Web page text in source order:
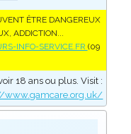
ÊTRE DANGEREUX
ADDICTION...
INFO-SERVICE.FR (09
18 ans ou plus. Visit :
www.gamcare.org.uk/